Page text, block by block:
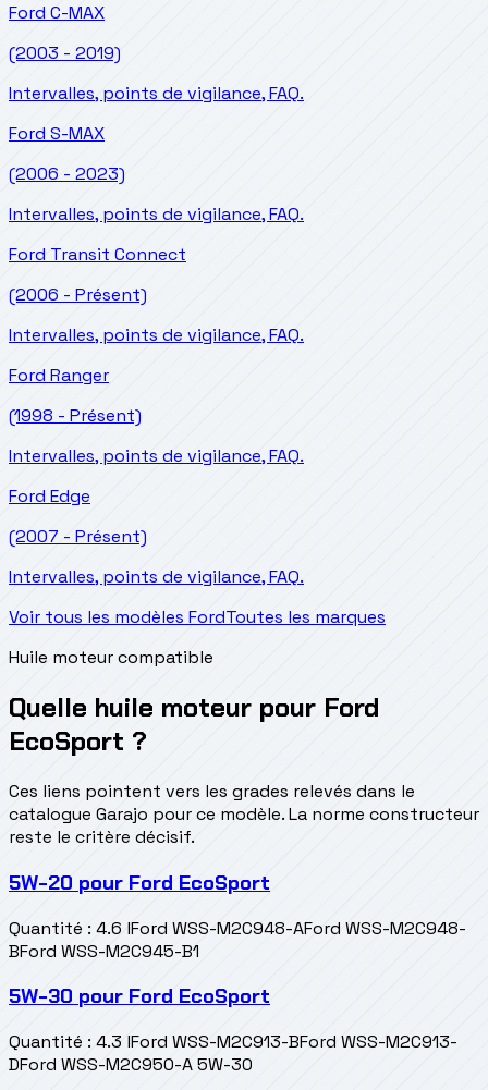
Ford C-MAX
(2003 - 2019)
Intervalles, points de vigilance, FAQ.
Ford S-MAX
(2006 - 2023)
Intervalles, points de vigilance, FAQ.
Ford Transit Connect
(2006 - Présent)
Intervalles, points de vigilance, FAQ.
Ford Ranger
(1998 - Présent)
Intervalles, points de vigilance, FAQ.
Ford Edge
(2007 - Présent)
Intervalles, points de vigilance, FAQ.
Voir tous les modèles FordToutes les marques
Huile moteur compatible
Quelle huile moteur pour Ford
EcoSport ?
Ces liens pointent vers les grades relevés dans le
catalogue Garajo pour ce modèle. La norme constructeur
reste le critère décisif.
5W-20 pour Ford EcoSport
Quantité : 4.6 lFord WSS-M2C948-AFord WSS-M2C948-
BFord WSS-M2C945-B1
5W-30 pour Ford EcoSport
Quantité : 4.3 lFord WSS-M2C913-BFord WSS-M2C913-
DFord WSS-M2C950-A 5W-30